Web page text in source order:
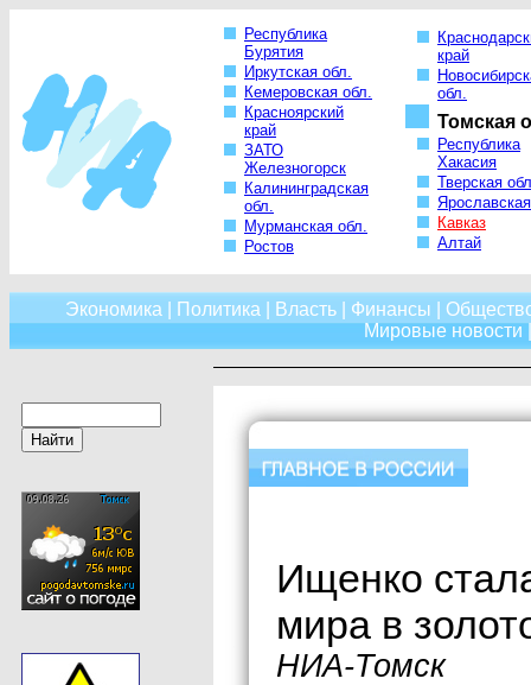
Республика
Бурятия
Иркутская обл.
Кемеровская обл.
Красноярский
край
ЗАТО
Железногорск
Калининградская
обл.
Мурманская обл.
Ростов
край
обл.
Томская
Республика
Хакасия
Тверская
Кавказ
Алтай
Экономика Политика Власть Финансы
Мировые новости
Ищенко
мира в
НИА-Томск